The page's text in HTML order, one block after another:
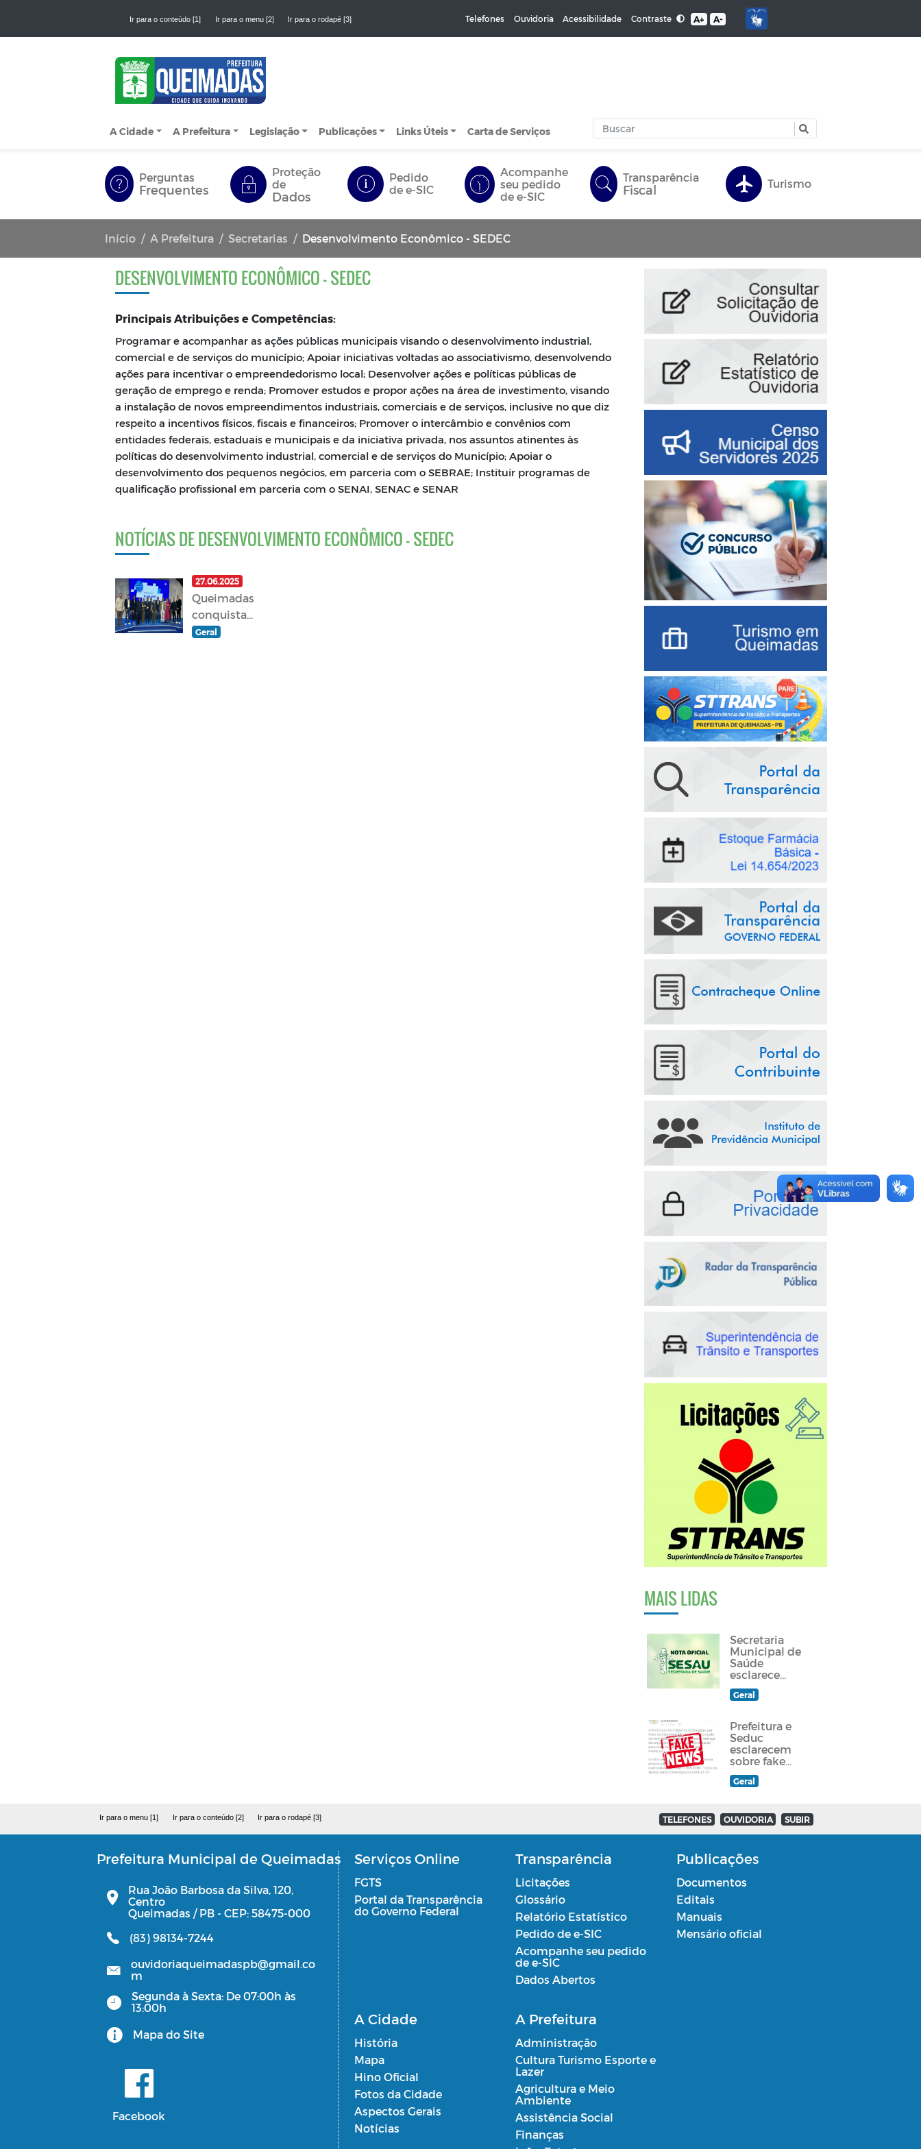
Ir para o conteúdo [1] Ir para o menu [2] Ir para o rodapé [3] Telefones Ouvidoria Acessibilidade Contraste A+ A-
A Cidade A Prefeitura Legislação Publicações Links Úteis Carta de Serviços
Perguntas
Frequentes
Proteção
de
Dados
Pedido
de e-SIC
Acompanhe
seu pedido
de e-SIC
Transparência
Fiscal Turismo
Início A Prefeitura Secretarias Desenvolvimento Econômico - SEDEC
DESENVOLVIMENTO ECONÔMICO - SEDEC
Principais Atribuições e Competências:
Programar e acompanhar as ações públicas municipais visando o desenvolvimento industrial,
comercial e de serviços do município; Apoiar iniciativas voltadas ao associativismo, desenvolvendo
ações para incentivar o empreendedorismo local; Desenvolver ações e políticas públicas de
geração de emprego e renda; Promover estudos e propor ações na área de investimento, visando
a instalação de novos empreendimentos industriais, comerciais e de serviços, inclusive no que diz
respeito a incentivos físicos, fiscais e financeiros; Promover o intercâmbio e convênios com
entidades federais, estaduais e municipais e da iniciativa privada, nos assuntos atinentes às
políticas do desenvolvimento industrial, comercial e de serviços do Município; Apoiar o
desenvolvimento dos pequenos negócios, em parceria com o SEBRAE; Instituir programas de
qualificação profissional em parceria com o SENAI, SENAC e SENAR
NOTÍCIAS DE DESENVOLVIMENTO ECONÔMICO - SEDEC
27.06.2025
Queimadas
conquista...
Geral
MAIS LIDAS
Secretaria
Municipal de
Saúde
esclarece
sobre
atendimento a
queimadense
Geral
Prefeitura e
Seduc
esclarecem
sobre fake
news
divulgada em
redes sociais
Geral
Ir para o menu [1] Ir para o conteúdo [2] Ir para o rodapé [3] TELEFONES OUVIDORIA SUBIR
Prefeitura Municipal de Queimadas
Rua João Barbosa da Silva, 120,
Centro
Queimadas / PB - CEP: 58475-000
(83) 98134-7244
ouvidoriaqueimadaspb@gmail.co
m
Segunda à Sexta: De 07:00h às
13:00h
Mapa do Site
Facebook
Serviços Online
FGTS
Portal da Transparência
do Governo Federal
Transparência
Licitações
Glossário
Relatório Estatístico
Pedido de e-SIC
Acompanhe seu pedido
de e-SIC
Dados Abertos
Publicações
Documentos
Editais
Manuais
Mensário oficial
A Cidade
História
Mapa
Hino Oficial
Fotos da Cidade
Aspectos Gerais
Notícias
A Prefeitura
Administração
Cultura Turismo Esporte e
Lazer
Agricultura e Meio
Ambiente
Assistência Social
Finanças